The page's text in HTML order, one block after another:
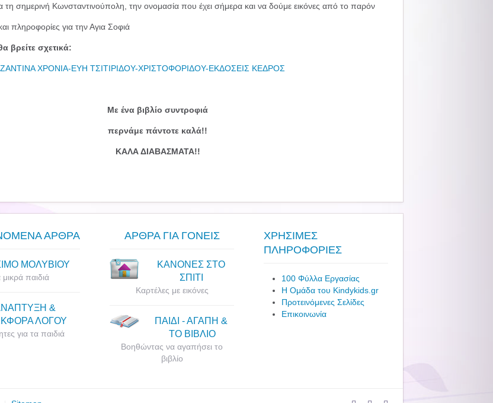
τη σημερινή Κωνσταντινούπολη, την ονομασία που έχει σήμερα και να δούμε εικόνες από το παρόν
πληροφορίες για την Αγια Σοφιά
βρείτε σχετικά:
ΧΡΟΝΙΑ-ΕΥΗ ΤΣΙΤΙΡΙΔΟΥ-ΧΡΙΣΤΟΦΟΡΙΔΟΥ-ΕΚΔΟΣΕΙΣ ΚΕΔΡΟΣ
Με ένα βιβλίο συντροφιά
περνάμε πάντοτε καλά!!
ΚΑΛΑ ΔΙΑΒΑΣΜΑΤΑ!!
ΑΡΘΡΑ
ΜΟΛΥΒΙΟΥ
μικρά παιδιά
&
ΛΟΓΟΥ
για τα παιδιά
ΑΡΘΡΑ ΓΙΑ ΓΟΝΕΙΣ
ΚΑΝΟΝΕΣ ΣΤΟ
ΣΠΙΤΙ
Καρτέλες με εικόνες
ΠΑΙΔΙ - ΑΓΑΠΗ &
ΤΟ ΒΙΒΛΙΟ
Βοηθώντας να αγαπήσει το
βιβλίο
ΧΡΗΣΙΜΕΣ
ΠΛΗΡΟΦΟΡΙΕΣ
100 Φύλλα Εργασίας
Η Ομάδα του Kindykids.gr
Προτεινόμενες Σελίδες
Επικοινωνία